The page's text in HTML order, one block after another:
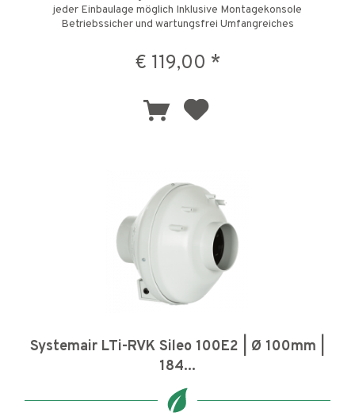
jeder Einbaulage möglich Inklusive Montagekonsole
Betriebssicher und wartungsfrei Umfangreiches
€ 119,00 *
Systemair LTi-RVK Sileo 100E2 | Ø 100mm |
184...